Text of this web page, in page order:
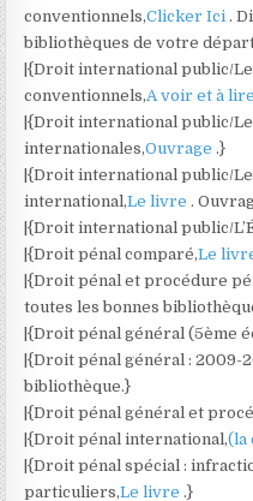
conventionnels,Clicker Ici.
bibliothèques de votre
|{Droit international public/
conventionnels,A voir et à
|{Droit international public/
internationales,Ouvrage.}
|{Droit international public/
international,Le livre.
|{Droit international public/
|{Droit pénal comparé,Le
|{Droit pénal et procédure
toutes les bonnes
|{Droit pénal général (5ème
|{Droit pénal général : 2009-
bibliothèque.}
|{Droit pénal général et
|{Droit pénal international,(la
|{Droit pénal spécial :
particuliers,Le livre.}